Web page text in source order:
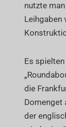
nutzte
Leihgaben
Es
die
Domenget
der